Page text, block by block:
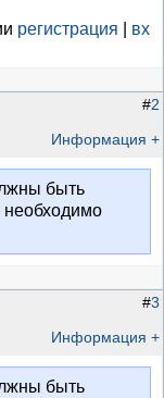
регистрация
вх
#2
Информация +
быть
#3
Информация +
быть